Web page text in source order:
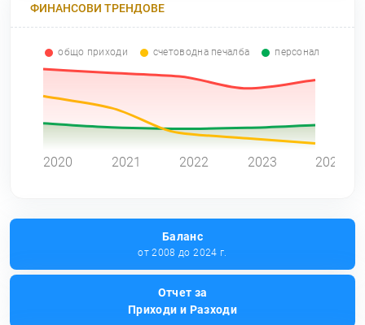
ФИНАНСОВИ ТРЕНДОВЕ
общо приходи счетоводна печалба персонал
2020 2021 2022 2023 2024
Баланс
от 2008 до 2024 г.
Отчет за
Приходи и Разходи